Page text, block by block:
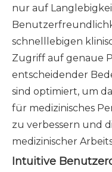
nur auf
schnelllebigen
Zugriff auf genaue
entscheidender
sind optimiert, um
für medizinisches
zu verbessern und
medizinischer
Intuitive